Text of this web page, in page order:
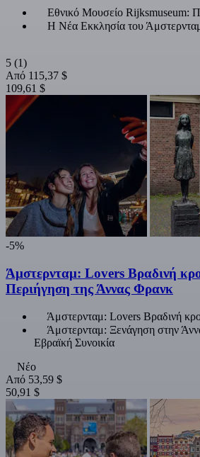
Εθνικό Μουσείο Rijksmuseum:
Η Νέα Εκκλησία του
5 (1)
Από 115,37 $
109,61 $
-5%
Άμστερνταμ: Lovers Βραδινή
Περιήγηση της Άννας Φρανκ
Άμστερνταμ: Lovers Βραδινή
Άμστερνταμ: Ξενάγηση στην
Εβραϊκή Συνοικία
Νέο
Από 53,59 $
50,91 $